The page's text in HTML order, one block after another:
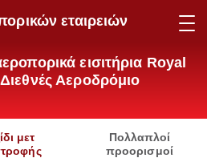
εταιρειών
εισιτήρια Royal
Αεροδρόμιο
μετ
Πολλαπλοί
προορισμοί